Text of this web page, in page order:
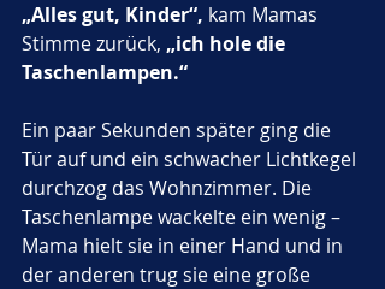
„Alles gut, Kinder“, kam Mamas
Stimme zurück, „ich hole die
Taschenlampen.“
Ein paar Sekunden später ging die
Tür auf und ein schwacher Lichtkegel
durchzog das Wohnzimmer. Die
Taschenlampe wackelte ein wenig –
Mama hielt sie in einer Hand und in
der anderen trug sie eine große